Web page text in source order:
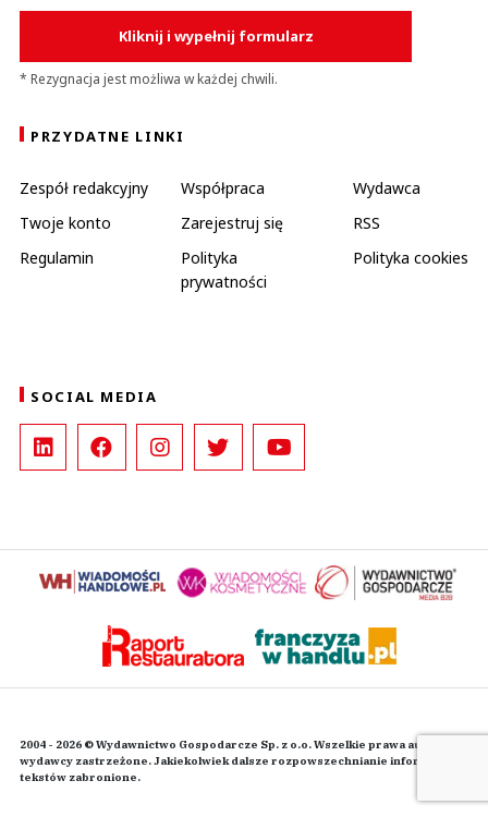
Kliknij i wypełnij formularz
* Rezygnacja jest możliwa w każdej chwili.
PRZYDATNE LINKI
Zespół redakcyjny Współpraca
Wydawca
Twoje konto
Zarejestruj się
RSS
Regulamin
Polityka
prywatności
Polityka cookies
SOCIAL MEDIA
2004 - 2026 © Wydawnictwo Gospodarcze Sp. z o.o. Wszelkie prawa autorskie
wydawcy zastrzeżone. Jakiekolwiek dalsze rozpowszechnianie informacji i
tekstów zabronione.